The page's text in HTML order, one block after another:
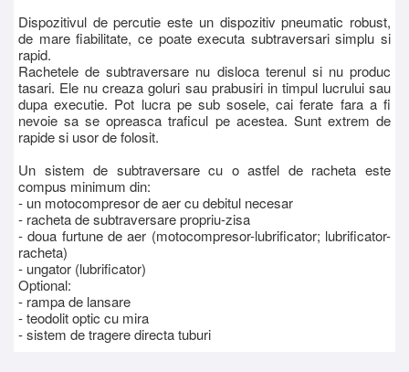
Dispozitivul de percutie este un dispozitiv pneumatic robust,
de mare fiabilitate, ce poate executa subtraversari simplu si
rapid.
Rachetele de subtraversare nu disloca terenul si nu produc
tasari. Ele nu creaza goluri sau prabusiri in timpul lucrului sau
dupa executie. Pot lucra pe sub sosele, cai ferate fara a fi
nevoie sa se opreasca traficul pe acestea. Sunt extrem de
rapide si usor de folosit.
Un sistem de subtraversare cu o astfel de racheta este
compus minimum din:
- un motocompresor de aer cu debitul necesar
- racheta de subtraversare propriu-zisa
- doua furtune de aer (motocompresor-lubrificator; lubrificator-
racheta)
- ungator (lubrificator)
Optional:
- rampa de lansare
- teodolit optic cu mira
- sistem de tragere directa tuburi